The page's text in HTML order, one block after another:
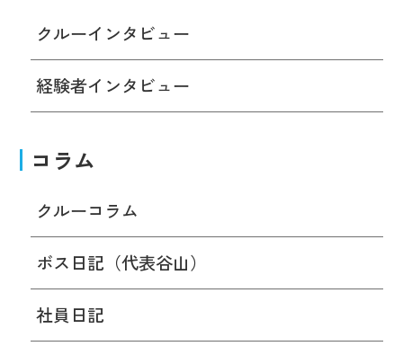
クルーインタビュー
経験者インタビュー
コラム
クルーコラム
ボス日記（代表谷山）
社員日記